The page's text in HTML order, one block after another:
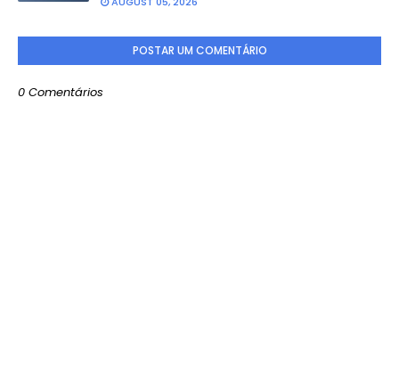
POSTAR UM COMENTÁRIO
0 Comentários